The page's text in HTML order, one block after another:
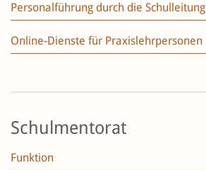
Personalführung durch die Schulleitung
Online-Dienste für Praxislehrpersonen
Schulmentorat
Funktion